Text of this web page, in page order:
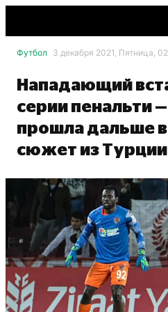
Футбол 3 декабря 2021, Пятница,
Нападающий
серии пенальти
прошла дальше
сюжет из Турции